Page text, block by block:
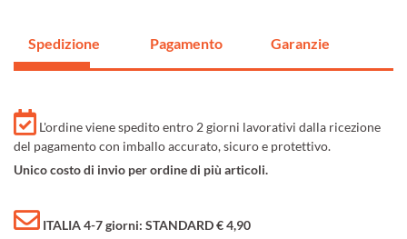
Spedizione Pagamento Garanzie
L'ordine viene spedito entro 2 giorni lavorativi dalla ricezione
del pagamento con imballo accurato, sicuro e protettivo.
Unico costo di invio per ordine di più articoli.
ITALIA 4-7 giorni: STANDARD € 4,90